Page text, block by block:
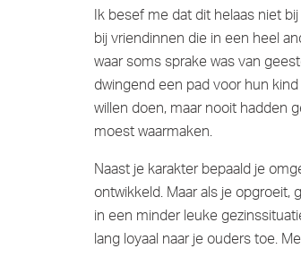
Ik besef me dat dit helaas niet
bij vriendinnen die in een heel
waar soms sprake was van
dwingend een pad voor hun
willen doen, maar nooit hadden
moest waarmaken.
Naast je karakter bepaald je
ontwikkeld. Maar als je
in een minder leuke
lang loyaal naar je ouders toe.